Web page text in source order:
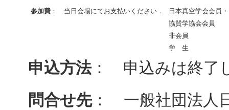
参加費 ： 当日会場にてお支払いください．
日本真空学会会員
協賛学協会会員
非会員
学 生
申込方法： 申込みは終了
問合せ先： 一般社団法人